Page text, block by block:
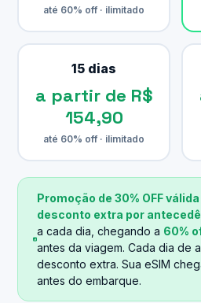
até 60% off · ilimitado
15 dias
a partir de R$
154,90
até 60% off · ilimitado
Promoção de 30% OFF
desconto extra por
a cada dia, chegando a 60%
antes da viagem. Cada dia de
desconto extra. Sua eSIM
antes do embarque.